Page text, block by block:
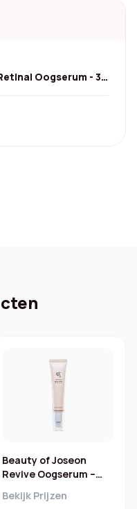
Oogserum - 30
Beauty of Joseon
Revive Oogserum –
ml
Bekijk Prijzen